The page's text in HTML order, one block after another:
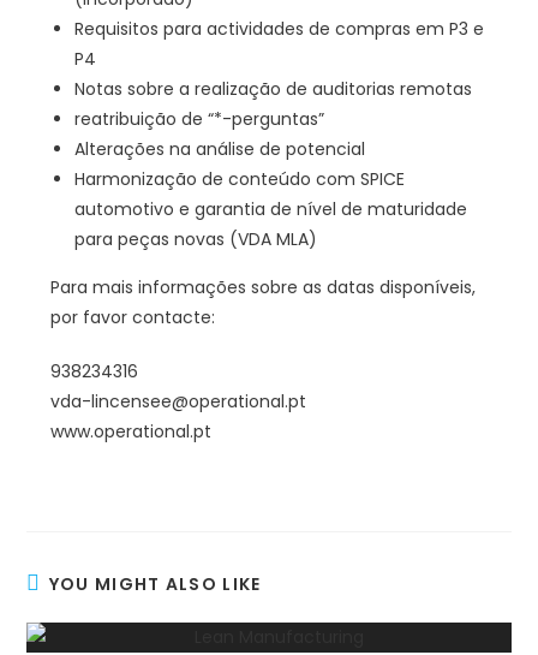
Requisitos para actividades de compras em P3 e
P4
Notas sobre a realização de auditorias remotas
reatribuição de “*-perguntas”
Alterações na análise de potencial
Harmonização de conteúdo com SPICE
automotivo e garantia de nível de maturidade
para peças novas (VDA MLA)
Para mais informações sobre as datas disponíveis,
por favor contacte:
938234316
vda-lincensee@operational.pt
www.operational.pt
YOU MIGHT ALSO LIKE